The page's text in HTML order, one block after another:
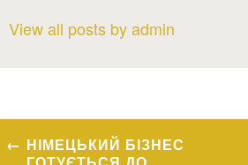
View all posts by admin
Навігація
НІМЕЦЬКИЙ БІЗНЕС